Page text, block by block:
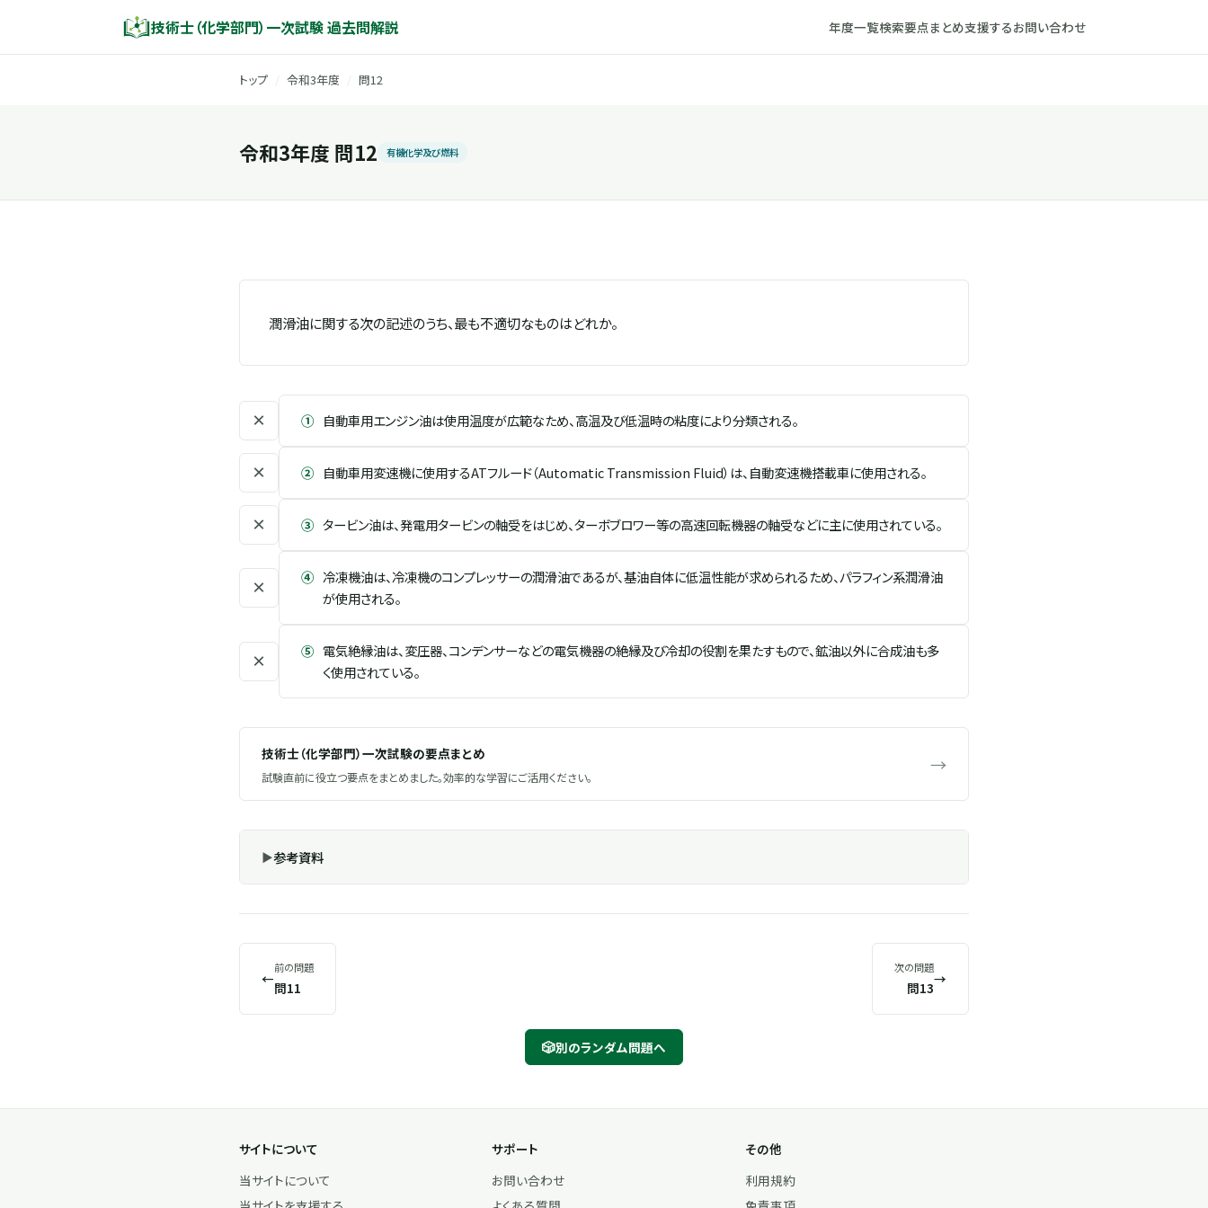
技術士（化学部門）一次試験 過去問解説 年度一覧検索要点まとめ支援するお問い合わせ
トップ 令和3年度 問12
令和3年度 問12 有機化学及び燃料
潤滑油に関する次の記述のうち、最も不適切なものはどれか。
× ① 自動車用エンジン油は使用温度が広範なため、高温及び低温時の粘度により分類される。
× ② 自動車用変速機に使用するATフルード（Automatic Transmission Fluid）は、自動変速機搭載車に使用される。
× ③ タービン油は、発電用タービンの軸受をはじめ、ターボブロワー等の高速回転機器の軸受などに主に使用されている。
× ④ 冷凍機油は、冷凍機のコンプレッサーの潤滑油であるが、基油自体に低温性能が求められるため、パラフィン系潤滑油
が使用される。
× ⑤ 電気絶縁油は、変圧器、コンデンサーなどの電気機器の絶縁及び冷却の役割を果たすもので、鉱油以外に合成油も多
く使用されている。
技術士（化学部門）一次試験の要点まとめ
試験直前に役立つ要点をまとめました。効率的な学習にご活用ください。
→
参考資料
←
前の問題
問11
次の問題
問13
→
🎲別のランダム問題へ
サイトについて
当サイトについて
サポート
お問い合わせ
その他
利用規約